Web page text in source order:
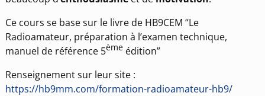
Ce cours se base sur le livre de HB9CEM “Le
Radioamateur, préparation à l’examen technique,
manuel de référence 5èmeédition”
Renseignement sur leur site :
https://hb9mm.com/formation-radioamateur-hb9/